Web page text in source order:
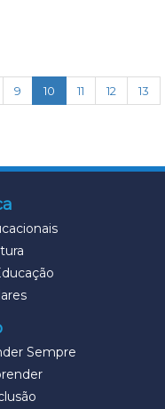
9 10 (current)
11 12
13
Sempre